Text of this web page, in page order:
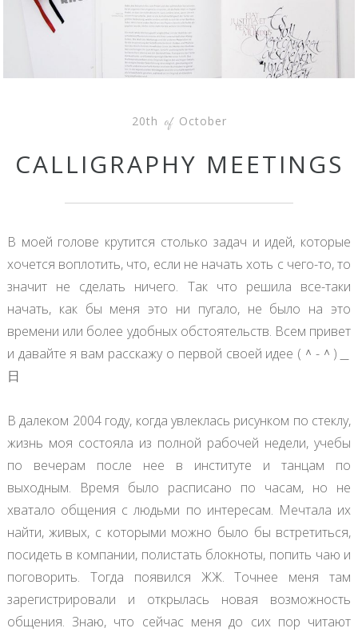
20th of October
CALLIGRAPHY MEETINGS
В моей голове крутится столько задач и идей, которые
хочется воплотить, что, если не начать хоть с чего-то, то
значит не сделать ничего. Так что решила все-таки
начать, как бы меня это ни пугало, не было на это
времени или более удобных обстоятельств. Всем привет
и давайте я вам расскажу о первой своей идее (＾-＾)＿
日
В далеком 2004 году, когда увлеклась рисунком по стеклу,
жизнь моя состояла из полной рабочей недели, учебы
по вечерам после нее в институте и танцам по
выходным. Время было расписано по часам, но не
хватало общения с людьми по интересам. Мечтала их
найти, живых, с которыми можно было бы встретиться,
посидеть в компании, полистать блокноты, попить чаю и
поговорить. Тогда появился ЖЖ. Точнее меня там
зарегистрировали и открылась новая возможность
общения. Знаю, что сейчас меня до сих пор читают